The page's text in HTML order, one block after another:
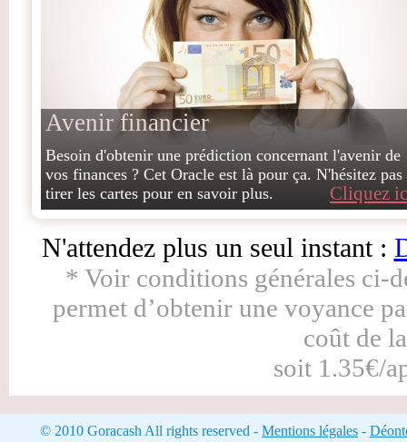
Avenir financier
Cliquez
Besoin d'obtenir une prédiction concernant l'avenir de
vos finances ? Cet Oracle est là pour ça. N'hésitez pas
tirer les cartes pour en savoir plus.
N'attendez plus un seul instant :
* Voir conditions générales ci-
permet d’obtenir une voyance
coût de
soit 1.35€/
© 2010 Goracash All rights reserved - Mentions légales -